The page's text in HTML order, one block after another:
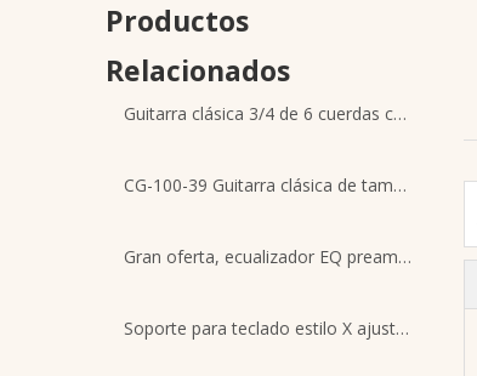
Productos
Relacionados
Guitarra clásica 3/4 de 6 cuerdas con tapa de abeto macizo
CG-100-39 Guitarra clásica de tamaño completo brillante de sapele africano intermedio
Gran oferta, ecualizador EQ preamplificador de graves de 4 bandas de buena calidad con sintonizador, pastilla de bajos acústicos para juego de pastillas de bajos de madera
Soporte para teclado estilo X ajustable con doble refuerzo